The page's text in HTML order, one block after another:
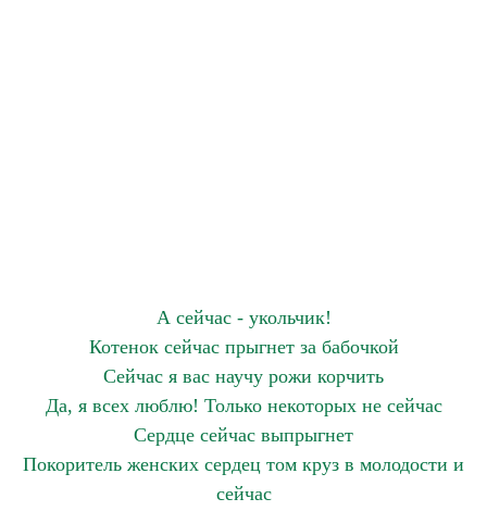
А сейчас - укольчик!
Котенок сейчас прыгнет за бабочкой
Сейчас я вас научу рожи корчить
Да, я всех люблю! Только некоторых не сейчас
Сердце сейчас выпрыгнет
Покоритель женских сердец том круз в молодости и
сейчас